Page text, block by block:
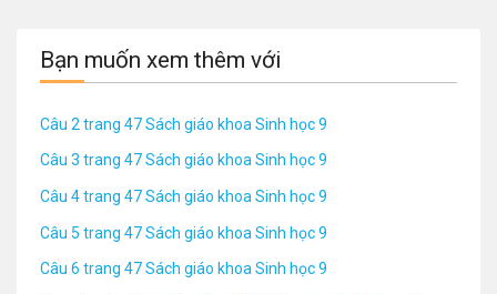
Bạn muốn xem thêm với
Câu 2 trang 47 Sách giáo khoa Sinh học 9
Câu 3 trang 47 Sách giáo khoa Sinh học 9
Câu 4 trang 47 Sách giáo khoa Sinh học 9
Câu 5 trang 47 Sách giáo khoa Sinh học 9
Câu 6 trang 47 Sách giáo khoa Sinh học 9